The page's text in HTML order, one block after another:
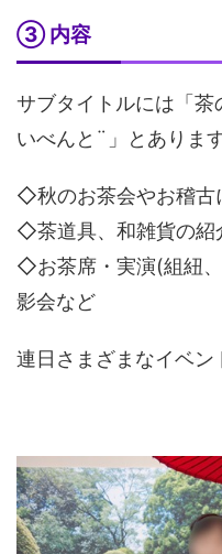
③ 内容
サブタイトルには「茶
いべんと¨」とあります
◇秋のお茶会やお稽古
◇茶道具、和雑貨の紹
◇お茶席・実演(組紐
影会など
連日さまざまなイベン